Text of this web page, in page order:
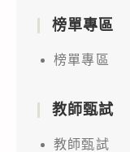
榜單專區
榜單專區
教師甄試
教師甄試